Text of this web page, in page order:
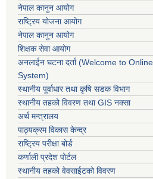
नेपाल कानुन आयोग
राष्ट्रिय योजना आयोग
नेपाल कानुन आयोग
शिक्षक सेवा आयोग
अनलाईन घटना दर्ता (Welcome to
System)
स्थानीय पूर्वाधार तथा कृषि सडक विभाग
स्थानीय तहको विवरण तथा GIS नक्सा
अर्थ मन्त्रालय
पाठ्यक्रम विकास केन्द्र
राष्ट्रिय परीक्षा बोर्ड
कर्णाली प्रदेश पोर्टल
स्थानीय तहको वेवसाईटको विवरण